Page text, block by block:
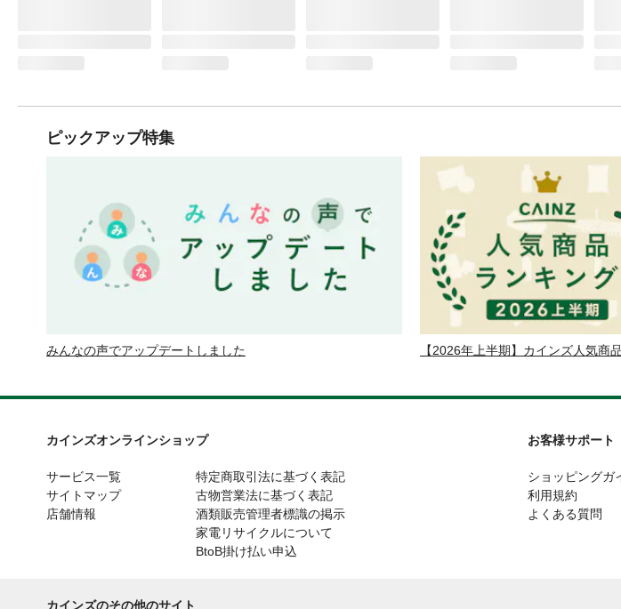
ピックアップ特集
みんなの声でアップデートしました 【2026年上半期】カインズ人気商
カインズオンラインショップ
サービス一覧
サイトマップ
店舗情報
特定商取引法に基づく表記
古物営業法に基づく表記
酒類販売管理者標識の掲示
家電リサイクルについて
BtoB掛け払い申込
お客様サポート
ショッピングガ
利用規約
よくある質問
カインズのその他のサイト